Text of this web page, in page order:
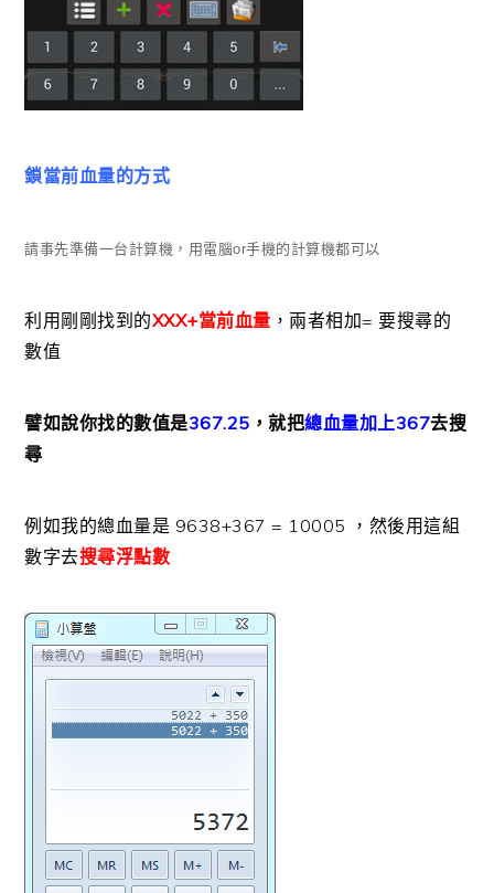
鎖當前血量的方式
請事先準備一台計算機，用電腦or手機的計算機都可以
利用剛剛找到的XXX+當前血量 ，兩者相加= 要搜尋的
數值
譬如說你找的數值是367.25 ，就把總血量加上367去搜
尋
例如我的總血量是 9638+367 = 10005 ，然後用這組
數字去搜尋浮點數